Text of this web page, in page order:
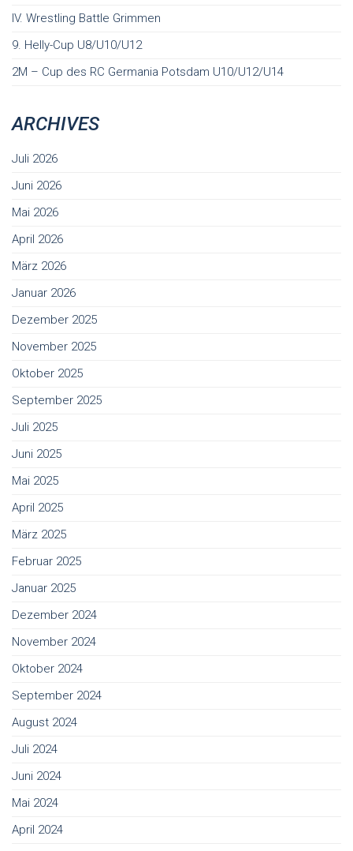
IV. Wrestling Battle Grimmen
9. Helly-Cup U8/U10/U12
2M – Cup des RC Germania Potsdam U10/U12/U14
ARCHIVES
Juli 2026
Juni 2026
Mai 2026
April 2026
März 2026
Januar 2026
Dezember 2025
November 2025
Oktober 2025
September 2025
Juli 2025
Juni 2025
Mai 2025
April 2025
März 2025
Februar 2025
Januar 2025
Dezember 2024
November 2024
Oktober 2024
September 2024
August 2024
Juli 2024
Juni 2024
Mai 2024
April 2024